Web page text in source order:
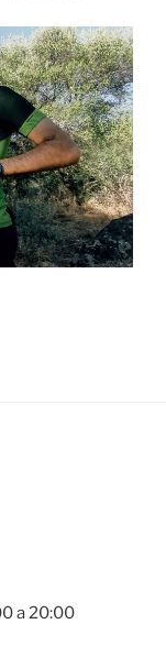
a 20:00